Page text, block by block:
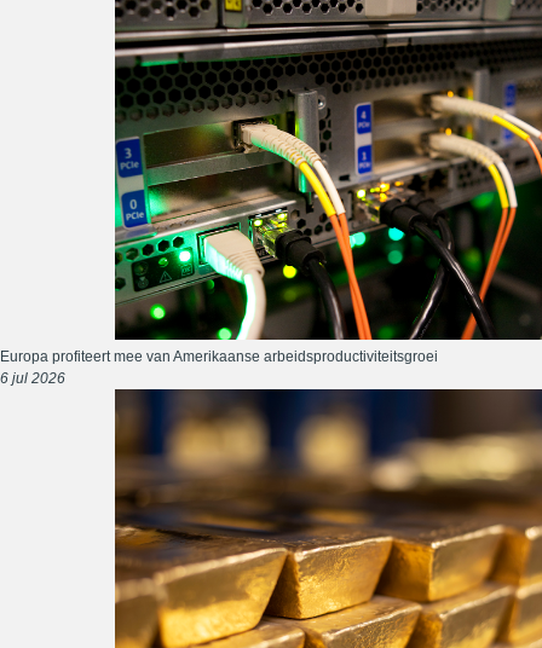
Europa profiteert mee van Amerikaanse arbeidsproductiviteitsgroei
6 jul 2026